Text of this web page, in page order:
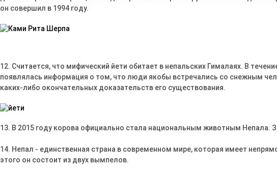
он совершил в 1994 году.
12. Считается, что мифический йети обитает в непальских Гималаях. В
появлялась информация о том, что люди якобы встречались со снежным
каких-либо окончательных доказательств его существования.
13. В 2015 году корова официально стала национальным животным Непала.
14. Непал - единственная страна в современном мире, которая имеет
этого он состоит из двух вымпелов.